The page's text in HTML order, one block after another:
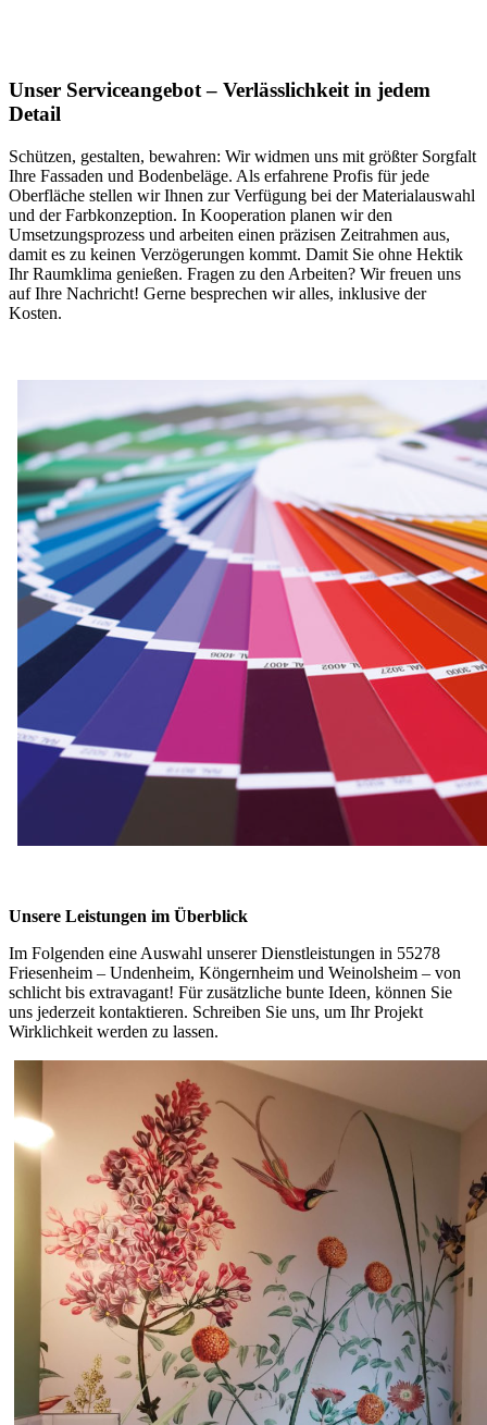
Unser Serviceangebot – Verlässlichkeit in jedem
Detail
Schützen, gestalten, bewahren: Wir widmen uns mit größter Sorgfalt
Ihre Fassaden und Bodenbeläge. Als erfahrene Profis für jede
Oberfläche stellen wir Ihnen zur Verfügung bei der Materialauswahl
und der Farbkonzeption. In Kooperation planen wir den
Umsetzungsprozess und arbeiten einen präzisen Zeitrahmen aus,
damit es zu keinen Verzögerungen kommt. Damit Sie ohne Hektik
Ihr Raumklima genießen. Fragen zu den Arbeiten? Wir freuen uns
auf Ihre Nachricht! Gerne besprechen wir alles, inklusive der
Kosten.
Unsere Leistungen im Überblick
Im Folgenden eine Auswahl unserer Dienstleistungen in 55278
Friesenheim – Undenheim, Köngernheim und Weinolsheim – von
schlicht bis extravagant! Für zusätzliche bunte Ideen, können Sie
uns jederzeit kontaktieren. Schreiben Sie uns, um Ihr Projekt
Wirklichkeit werden zu lassen.